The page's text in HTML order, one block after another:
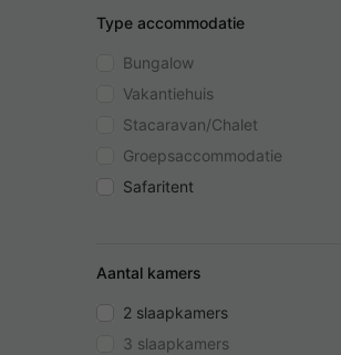
Type accommodatie
Bungalow
Vakantiehuis
Stacaravan/Chalet
Groepsaccommodatie
Safaritent
Aantal kamers
2 slaapkamers
3 slaapkamers